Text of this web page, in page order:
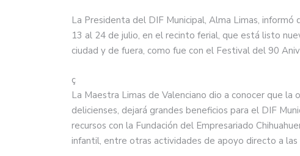
La Presidenta del DIF Municipal, Alma Limas,
13 al 24 de julio, en el recinto ferial, que está listo
ciudad y de fuera, como fue con el Festival del 90
ç
La Maestra Limas de Valenciano dio a conocer que la
delicienses, dejará grandes beneficios para el DIF
recursos con la Fundación del Empresariado
infantil, entre otras actividades de apoyo directo a las